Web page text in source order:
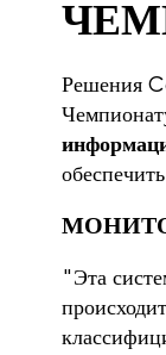
Решения
"Эта